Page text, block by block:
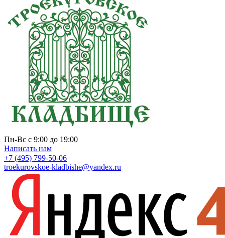
Пн-Вс с 9:00 до 19:00
Написать нам
+7 (495) 799-50-06
troekurovskoe-kladbishe@yandex.ru